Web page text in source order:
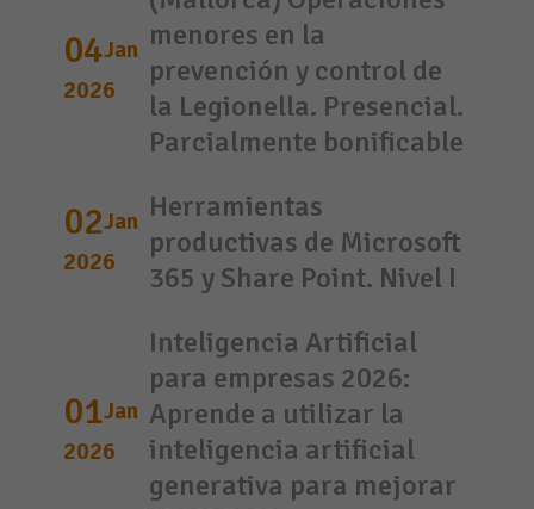
04Jan
2026
menores en la
prevención y control de
la Legionella. Presencial.
Parcialmente bonificable
02Jan
2026
Herramientas
productivas de Microsoft
365 y Share Point. Nivel I
01Jan
2026
Inteligencia Artificial
para empresas 2026:
Aprende a utilizar la
inteligencia artificial
generativa para mejorar